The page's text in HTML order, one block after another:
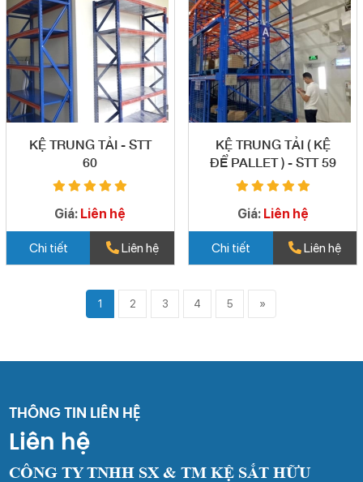
KỆ TRUNG TẢI - STT
60
Giá: Liên hệ
Chi tiết Liên hệ
KỆ TRUNG TẢI ( KỆ
ĐỂ PALLET ) - STT 59
Giá: Liên hệ
Chi tiết Liên hệ
1 2 3 4 5 »
THÔNG TIN LIÊN HỆ
Liên hệ
CÔNG TY TNHH SX & TM KỆ SẮT HỮU